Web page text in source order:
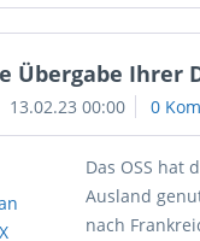
Übergabe Ihrer
13.02.23 00:00 0
Das OSS hat
Ausland
nach